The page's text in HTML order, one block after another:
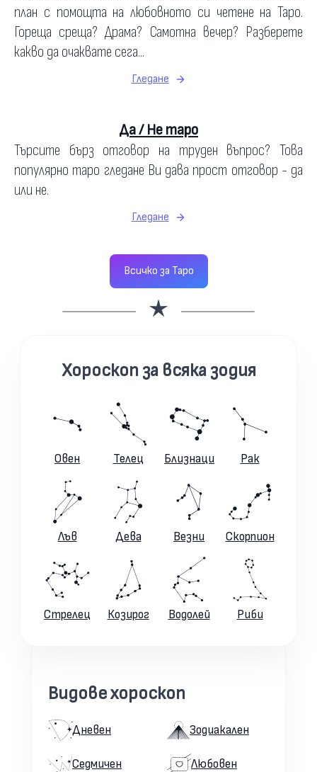
план с помощта на любовното си четене на Таро.
Гореща среща? Драма? Самотна вечер? Разберете
какво да очаквате сега...
Гледане
Да / Не таро
Търсите бърз отговор на труден въпрос? Това
популярно таро гледане Ви дава прост отговор - да
или не.
Гледане
Всичко за Таро
Хороскоп за всяка зодия
Овен Телец Близнаци Рак
Лъв Дева Везни Скорпион
Стрелец Козирог Водолей Риби
Видове хороскоп
Дневен
Седмичен
Зодиакален
Любовен